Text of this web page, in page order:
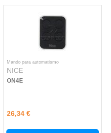
Mando para automatismo
NICE
ON4E
26,34 €